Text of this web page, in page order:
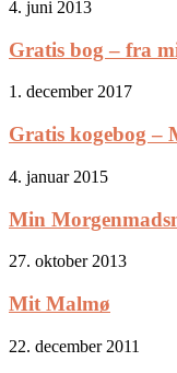
4. juni 2013
Gratis bog – fra
1. december 2017
Gratis kogebog –
4. januar 2015
Min
27. oktober 2013
Mit Malmø
22. december 2011